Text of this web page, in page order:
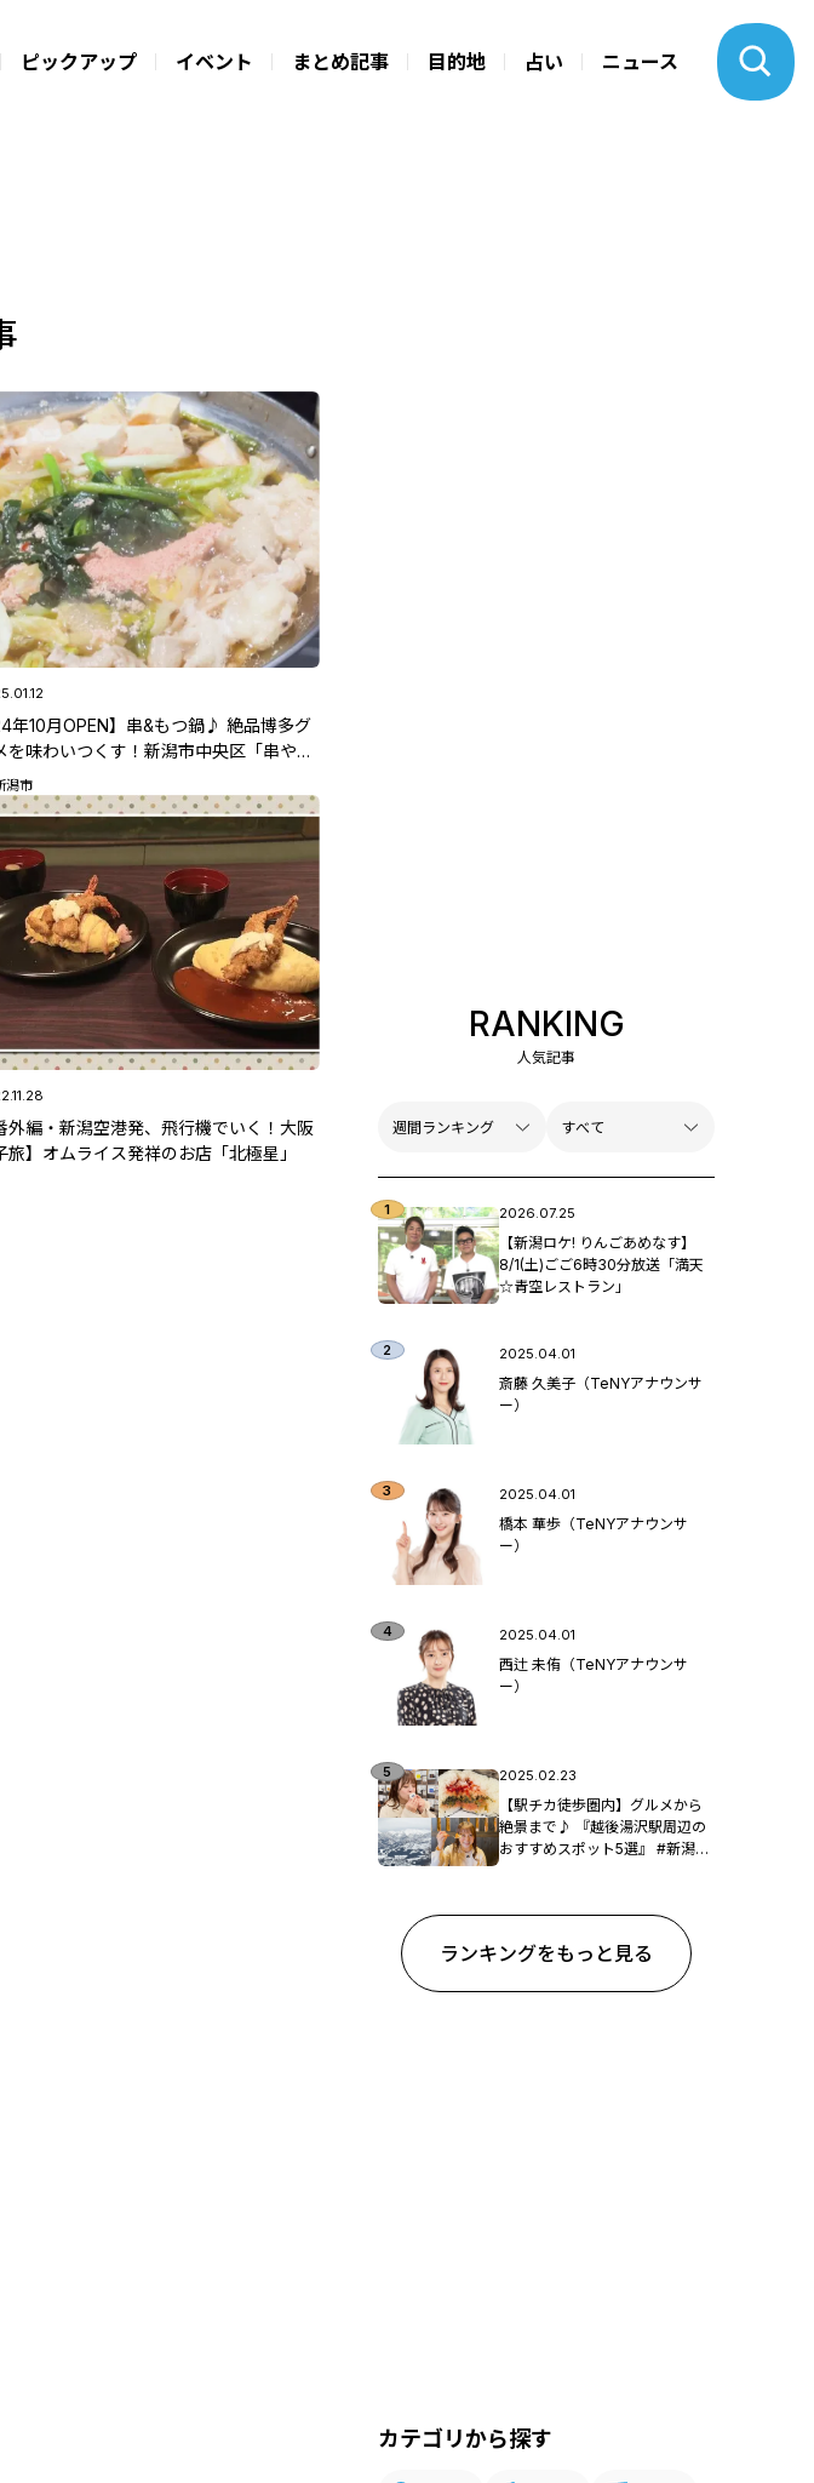
ピックアップ イベント まとめ記事 目的地 占い ニュース
年10月OPEN】串&もつ鍋♪ 絶品博多グ
を味わいつくす！新潟市中央区「串や。
ーハカタスタイル 新潟万代口店」
潟市
外編・新潟空港発、飛行機でいく！大阪
旅】オムライス発祥のお店「北極星」
RANKING
人気記事
2026.07.25
【新潟ロケ! りんごあめなす】
8/1(土)ごご6時30分放送「満天
☆青空レストラン」
2025.04.01
斎藤 久美子（TeNYアナウンサ
ー）
2025.04.01
橋本 華歩（TeNYアナウンサ
ー）
2025.04.01
西辻 未侑（TeNYアナウンサ
ー）
2025.02.23
【駅チカ徒歩圏内】グルメから
絶景まで♪ 『越後湯沢駅周辺の
おすすめスポット5選』 #新潟観
ランキングをもっと見る
カテゴリから探す